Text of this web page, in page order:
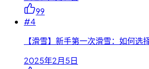
99
#4
【滑雪】新手第一次滑雪：如何选
2025年2月5日